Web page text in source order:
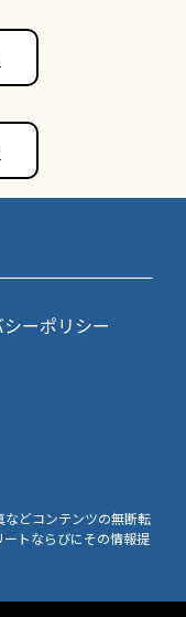
ーポリシー
どコンテンツの無断転
トならびにその情報提